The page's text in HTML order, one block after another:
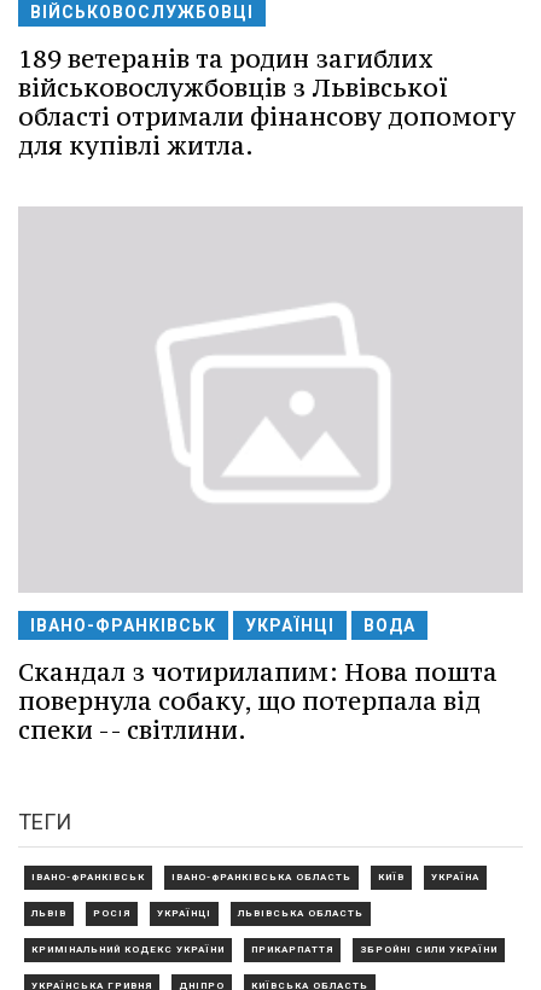
ВІЙСЬКОВОСЛУЖБОВЦІ
189 ветеранів та родин загиблих
військовослужбовців з Львівської
області отримали фінансову допомогу
для купівлі житла.
ІВАНО-ФРАНКІВСЬК УКРАЇНЦІ ВОДА
Скандал з чотирилапим: Нова пошта
повернула собаку, що потерпала від
спеки -- світлини.
ТЕГИ
ІВАНО-ФРАНКІВСЬК ІВАНО-ФРАНКІВСЬКА ОБЛАСТЬ КИЇВ УКРАЇНА
ЛЬВІВ РОСІЯ УКРАЇНЦІ ЛЬВІВСЬКА ОБЛАСТЬ
КРИМІНАЛЬНИЙ КОДЕКС УКРАЇНИ ПРИКАРПАТТЯ ЗБРОЙНІ СИЛИ УКРАЇНИ
УКРАЇНСЬКА ГРИВНЯ ДНІПРО КИЇВСЬКА ОБЛАСТЬ